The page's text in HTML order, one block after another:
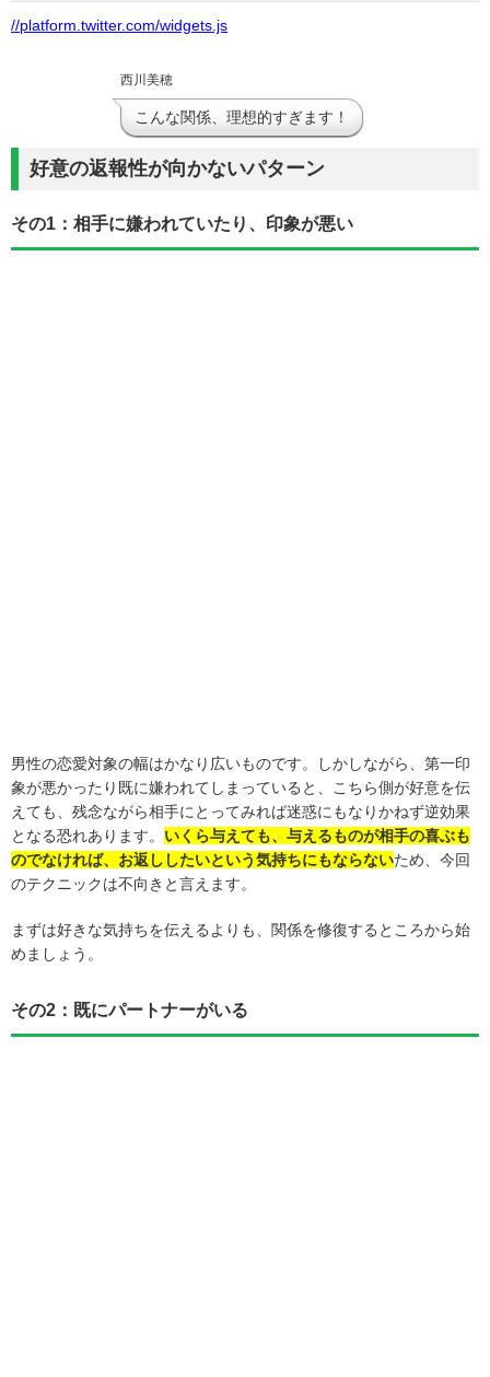
//platform.twitter.com/widgets.js
西川美穂
こんな関係、理想的すぎます！
好意の返報性が向かないパターン
その1：相手に嫌われていたり、印象が悪い
男性の恋愛対象の幅はかなり広いものです。しかしながら、第一印
象が悪かったり既に嫌われてしまっていると、こちら側が好意を伝
えても、残念ながら相手にとってみれば迷惑にもなりかねず逆効果
となる恐れあります。 いくら与えても、与えるものが相手の喜ぶも
のでなければ、お返ししたいという気持ちにもならないため、今回
のテクニックは不向きと言えます。
まずは好きな気持ちを伝えるよりも、関係を修復するところから始
めましょう。
その2：既にパートナーがいる